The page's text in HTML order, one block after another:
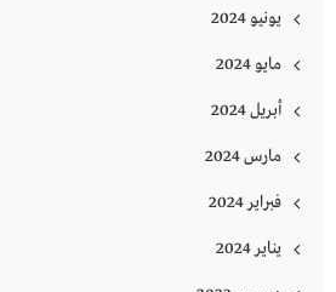
يونيو 2024
مايو 2024
أبريل 2024
مارس 2024
فبراير 2024
يناير 2024